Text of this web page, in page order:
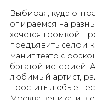
Выбирая, куда
опираемся на
хочется громкой
предъявить селфи
манит театр с
богатой историей.
любимый артист,
простить любые